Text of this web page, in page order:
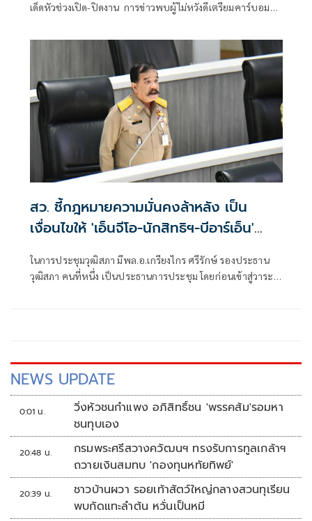
เด็ดหัวช่วงเปิด-ปิดงาน การข่าวพบผู้ไม่หวังดีเตรียมคาร์บอมบ์
ฟ้อง 5 แกนนำนักศึกษา
สว. ชี้กฎหมายความมั่นคงล้าหลัง เป็น
เงื่อนไขให้ 'เอ็นจีโอ-นักสิทธิฯ-บีอาร์เอ็น'
ในการประชุมวุฒิสภา มีพล.อ.เกรียงไกร ศรีรักษ์ รองประธาน
วุฒิสภา คนที่หนึ่ง เป็นประธานการประชุม โดยก่อนเข้าสู่วาระ
NEWS UPDATE
0:01 น.
วิ่งหัวชนกำแพง อภิสิทธิ์ชน 'พรรคส้ม'รอมหา
ชนทุบเอง
20:48 น.
กรมพระศรีสวางควัฒนฯ ทรงรับการทูลเกล้าฯ
ถวายเงินสมทบ 'กองทุนหทัยทิพย์'
20:39 น.
ชาวบ้านผวา รอยเท้าสัตว์ใหญ่กลางสวนทุเรียน
พบกัดแทะลำต้น หวั่นเป็นหมี